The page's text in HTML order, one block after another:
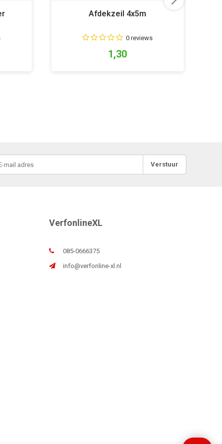
Afdekzeil 4x5m
0 reviews
1,30
Verstuur
VerfonlineXL
085-0666375
info@verfonline-xl.nl